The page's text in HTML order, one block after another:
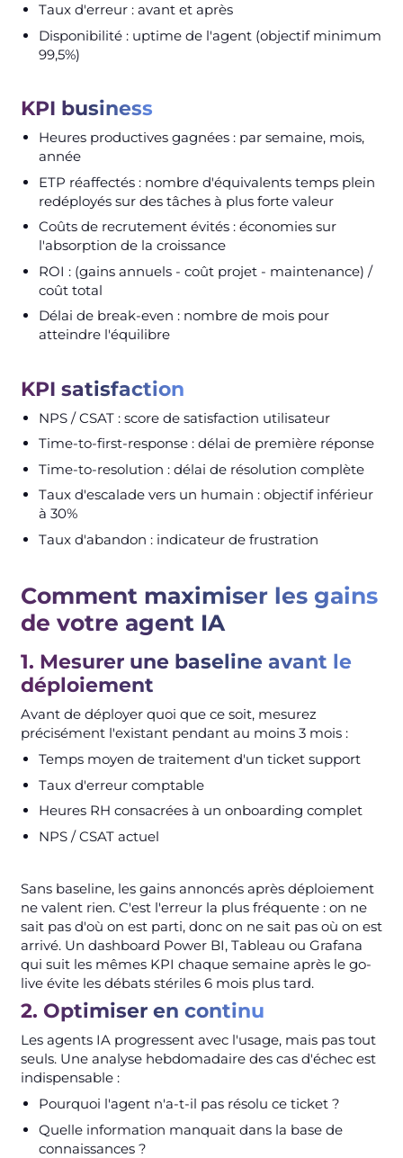
Taux d'erreur : avant et après
Disponibilité : uptime de l'agent (objectif minimum
99,5%)
KPI business
Heures productives gagnées : par semaine, mois,
année
ETP réaffectés : nombre d'équivalents temps plein
redéployés sur des tâches à plus forte valeur
Coûts de recrutement évités : économies sur
l'absorption de la croissance
ROI : (gains annuels - coût projet - maintenance) /
coût total
Délai de break-even : nombre de mois pour
atteindre l'équilibre
KPI satisfaction
NPS / CSAT : score de satisfaction utilisateur
Time-to-first-response : délai de première réponse
Time-to-resolution : délai de résolution complète
Taux d'escalade vers un humain : objectif inférieur
à 30%
Taux d'abandon : indicateur de frustration
Comment maximiser les gains
de votre agent IA
1. Mesurer une baseline avant le
déploiement
Avant de déployer quoi que ce soit, mesurez
précisément l'existant pendant au moins 3 mois :
Temps moyen de traitement d'un ticket support
Taux d'erreur comptable
Heures RH consacrées à un onboarding complet
NPS / CSAT actuel
Sans baseline, les gains annoncés après déploiement
ne valent rien. C'est l'erreur la plus fréquente : on ne
sait pas d'où on est parti, donc on ne sait pas où on est
arrivé. Un dashboard Power BI, Tableau ou Grafana
qui suit les mêmes KPI chaque semaine après le go-
live évite les débats stériles 6 mois plus tard.
2. Optimiser en continu
Les agents IA progressent avec l'usage, mais pas tout
seuls. Une analyse hebdomadaire des cas d'échec est
indispensable :
Pourquoi l'agent n'a-t-il pas résolu ce ticket ?
Quelle information manquait dans la base de
connaissances ?